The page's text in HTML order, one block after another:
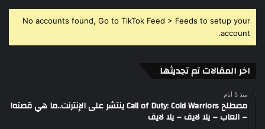
No accounts found, Go to TikTok Feed > Feeds to setup your
account.
اخر المقالات تم تجديثها
منذ 5 أيام
مصطلح Call of Duty: Cold Warriors ينتشر على الإنترنت..ما هي قصته!
– العاب – يلا لايف – يلا لايف